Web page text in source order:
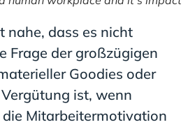
nahe, dass es nicht
Frage der großzügigen
Goodies oder
ist, wenn
Mitarbeitermotivation